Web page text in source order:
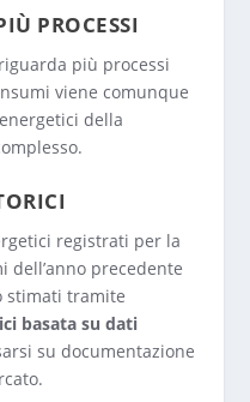
PROCESSI
più processi
viene comunque
della
I
registrati per la
dell’anno precedente
stimati tramite
basata su dati
su documentazione